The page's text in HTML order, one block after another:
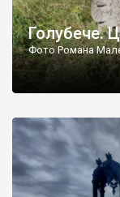
Голубече.
Фото Романа